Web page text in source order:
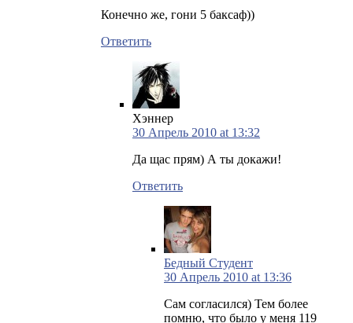
Конечно же, гони 5 баксаф))
Ответить
Хэннер
30 Апрель 2010 at 13:32
Да щас прям) А ты докажи!
Ответить
Бедный Студент
30 Апрель 2010 at 13:36
Сам согласился) Тем более
помню, что было у меня 119